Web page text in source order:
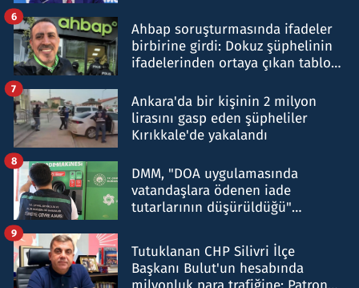
Ahbap soruşturmasında ifadeler
birbirine girdi: Dokuz şüphelinin
ifadelerinden ortaya çıkan tablo
6
Ankara'da bir kişinin 2 milyon
lirasını gasp eden şüpheliler
Kırıkkale'de yakalandı
7
DMM, "DOA uygulamasında
vatandaşlara ödenen iade
tutarlarının düşürüldüğü"
8
Tutuklanan CHP Silivri İlçe
Başkanı Bulut'un hesabında
9